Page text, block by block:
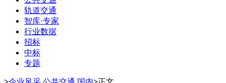
轨道交通
智库·专家
行业数据
招标
中标
专题